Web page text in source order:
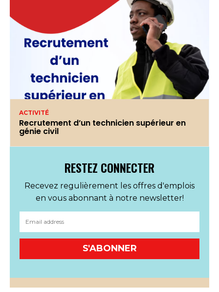
ACTIVITÉ
Recrutement d’un technicien supérieur en
génie civil
RESTEZ CONNECTER
Recevez regulièrement les offres d'emplois
en vous abonnant à notre newsletter!
S'ABONNER